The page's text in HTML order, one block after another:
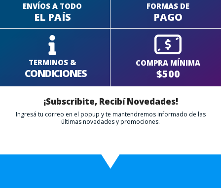
ENVÍOS A TODO
EL PAÍS
FORMAS DE
PAGO
TERMINOS &
CONDICIONES
COMPRA MÍNIMA
$500
¡Subscribite, Recibí Novedades!
Ingresá tu correo en el popup y te mantendremos informado de las
últimas novedades y promociones.